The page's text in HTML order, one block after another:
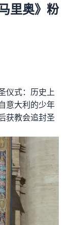
里奥》粉
仪式：历史上
意大利的少年
获教会追封圣